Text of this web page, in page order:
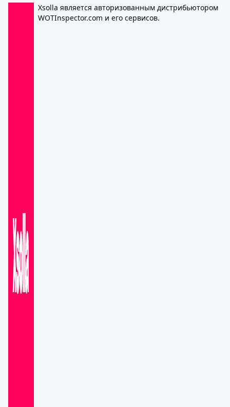
Xsolla является авторизованным дистрибьютором
WOTInspector.com и его сервисов.